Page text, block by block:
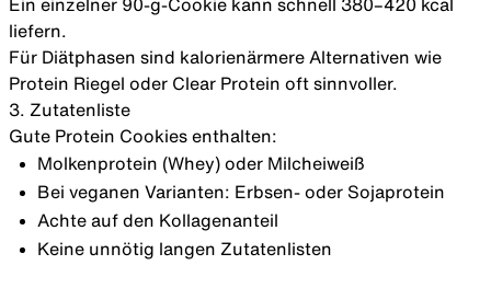
Ein einzelner 90-g-Cookie kann schnell 380–420 kcal
liefern.
Für Diätphasen sind kalorienärmere Alternativen wie
Protein Riegel oder Clear Protein oft sinnvoller.
3. Zutatenliste
Gute Protein Cookies enthalten:
Molkenprotein (Whey) oder Milcheiweiß
Bei veganen Varianten: Erbsen- oder Sojaprotein
Achte auf den Kollagenanteil
Keine unnötig langen Zutatenlisten